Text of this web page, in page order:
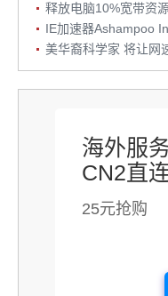
释放电脑10%宽带资
海外服
CN2直
25元抢购